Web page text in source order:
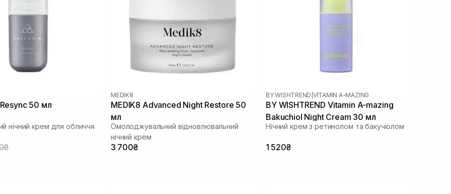
50 мл
нічний крем для обличчя
MEDIK8
MEDIK8 Advanced Night Restore 50
мл
Омолоджувальний відновлювальний
нічний крем
3 700₴
BY WISHTREND VITAMIN A-MAZING
BY WISHTREND Vitamin A-mazing
Bakuchiol Night Cream 30 мл
Нічний крем з ретинолом та бакучіолом
1 520₴